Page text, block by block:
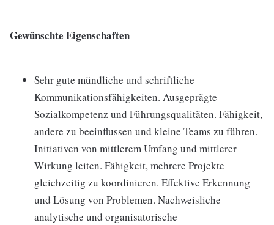
Gewünschte Eigenschaften
Sehr gute mündliche und schriftliche
Kommunikationsfähigkeiten. Ausgeprägte
Sozialkompetenz und Führungsqualitäten. Fähigkeit,
andere zu beeinflussen und kleine Teams zu führen.
Initiativen von mittlerem Umfang und mittlerer
Wirkung leiten. Fähigkeit, mehrere Projekte
gleichzeitig zu koordinieren. Effektive Erkennung
und Lösung von Problemen. Nachweisliche
analytische und organisatorische